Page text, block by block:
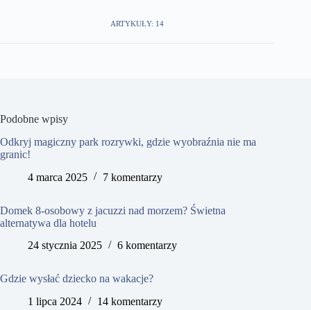
ARTYKUŁY: 14
Podobne wpisy
Odkryj magiczny park rozrywki, gdzie wyobraźnia nie ma
granic!
4 marca 2025
7 komentarzy
Domek 8-osobowy z jacuzzi nad morzem? Świetna
alternatywa dla hotelu
24 stycznia 2025
6 komentarzy
Gdzie wysłać dziecko na wakacje?
1 lipca 2024
14 komentarzy